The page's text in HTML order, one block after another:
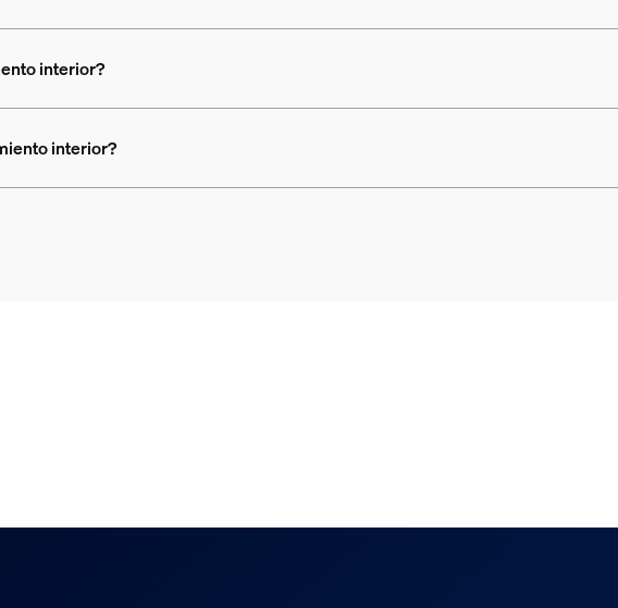
interior?
interior?